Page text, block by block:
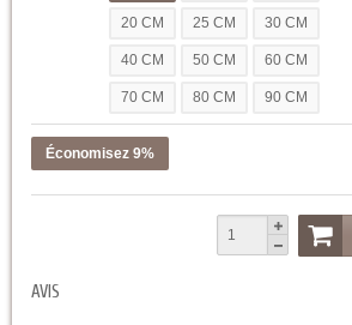
20 CM 25 CM 30 CM
40 CM 50 CM 60 CM
70 CM 80 CM 90 CM
Économisez 9%
AVIS